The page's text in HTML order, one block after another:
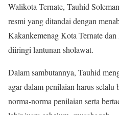
Walikota Ternate, Tauhid
resmi yang ditandai dengan
Kakankemenag Kota Ternate
diiringi lantunan sholawat.
Dalam sambutannya, Tauhid
agar dalam penilaian harus selalu
norma-norma penilaian serta